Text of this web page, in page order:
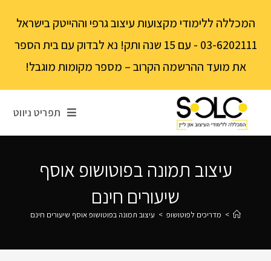
המכללה ללימודי מקצועות עיצוב גרפי וההייטק בישראל
03-6202111 - עם 15 שנה ותק! נא לבדוק עם בית הספר
את מועד ההרשמה הקרוב – מספר מקומות מוגבל!
תפריט ניווט
עיצוב תמונה בפוטושופ אוסף
שיעורים חינם
> מדריכים לפוטושופ > עיצוב תמונה בפוטושופ אוסף שיעורים חינם